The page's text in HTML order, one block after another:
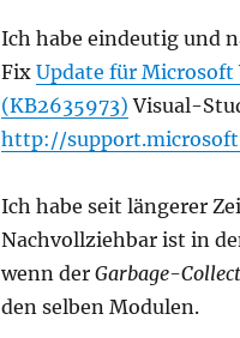
Ich habe eindeutig und
Fix Update für Microsoft
(KB2635973) Visual-
http://
Ich habe seit längerer
Nachvollziehbar ist in
wenn der Garbage-
den selben Modulen.